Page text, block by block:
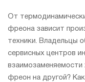
От
фреона зависит
техники. Владельцы
сервисных центров
фреон на другой?